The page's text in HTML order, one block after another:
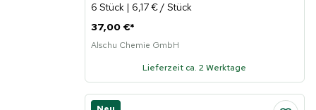
6 Stück | 6,17 € / Stück
37,00 €*
Alschu Chemie GmbH
Lieferzeit ca. 2 Werktage